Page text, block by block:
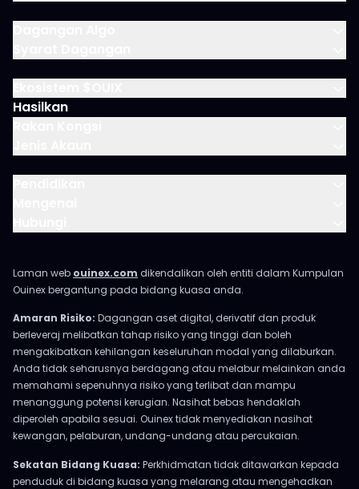
Hasilkan
Laman web ouinex.com dikendalikan oleh entiti dalam Kumpulan
Ouinex bergantung pada bidang kuasa anda.
Amaran Risiko: Dagangan aset digital, derivatif dan produk
berleveraj melibatkan tahap risiko yang tinggi dan boleh
mengakibatkan kehilangan keseluruhan modal yang dilaburkan.
Anda tidak seharusnya berdagang atau melabur melainkan anda
memahami sepenuhnya risiko yang terlibat dan mampu
menanggung potensi kerugian. Nasihat bebas hendaklah
diperoleh apabila sesuai. Ouinex tidak menyediakan nasihat
kewangan, pelaburan, undang-undang atau percukaian.
Sekatan Bidang Kuasa: Perkhidmatan tidak ditawarkan kepada
penduduk di bidang kuasa yang melarang atau mengehadkan